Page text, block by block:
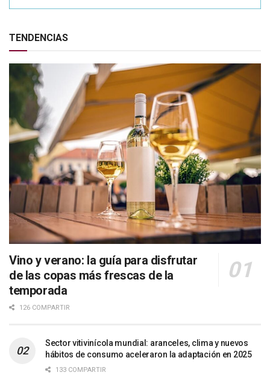
TENDENCIAS
Vino y verano: la guía para disfrutar
de las copas más frescas de la
temporada
126 COMPARTIR
Sector vitivinícola mundial: aranceles, clima y nuevos
hábitos de consumo aceleraron la adaptación en 2025
133 COMPARTIR